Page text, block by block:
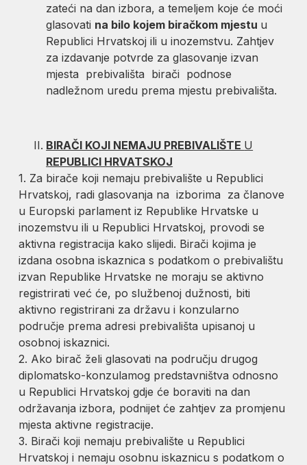
zateći na dan izbora, a temeljem koje će moći
glasovati na bilo kojem biračkom mjestu u
Republici Hrvatskoj ili u inozemstvu. Zahtjev
za izdavanje potvrde za glasovanje izvan
mjesta prebivališta birači podnose
nadležnom uredu prema mjestu prebivališta.
BIRAČI KOJI NEMAJU PREBIVALIŠTE U
REPUBLICI HRVATSKOJ
1. Za birače koji nemaju prebivalište u Republici
Hrvatskoj, radi glasovanja na izborima za članove
u Europski parlament iz Republike Hrvatske u
inozemstvu ili u Republici Hrvatskoj, provodi se
aktivna registracija kako slijedi. Birači kojima je
izdana osobna iskaznica s podatkom o prebivalištu
izvan Republike Hrvatske ne moraju se aktivno
registrirati već će, po službenoj dužnosti, biti
aktivno registrirani za državu i konzularno
područje prema adresi prebivališta upisanoj u
osobnoj iskaznici.
2. Ako birač želi glasovati na području drugog
diplomatsko-konzulamog predstavništva odnosno
u Republici Hrvatskoj gdje će boraviti na dan
održavanja izbora, podnijet će zahtjev za promjenu
mjesta aktivne registracije.
3. Birači koji nemaju prebivalište u Republici
Hrvatskoj i nemaju osobnu iskaznicu s podatkom o